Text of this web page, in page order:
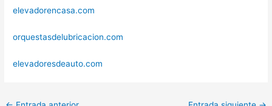
elevadorencasa.com
orquestasdelubricacion.com
elevadoresdeauto.com